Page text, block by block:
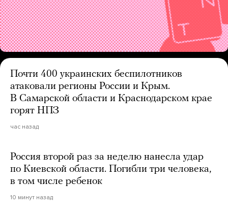
Почти 400 украинских беспилотников
атаковали регионы России и Крым.
В Самарской области и Краснодарском крае
горят НПЗ
час назад
Россия второй раз за неделю нанесла удар
по Киевской области. Погибли три человека,
в том числе ребенок
10 минут назад